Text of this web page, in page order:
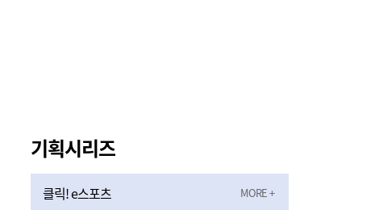
기획시리즈
클릭! e스포츠